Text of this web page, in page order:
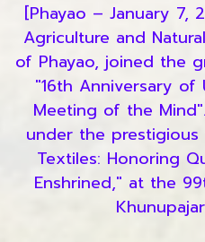
[Phayao – January 7,
Agriculture and
of Phayao, joined the
"16th Anniversary of
Meeting of the
under the prestigious
Textiles: Honoring
Enshrined," at the